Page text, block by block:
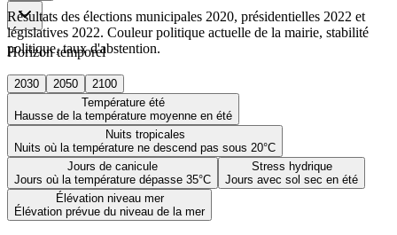
Horizon temporel
2030 2050
2100
Température été
Hausse de la température moyenne en été
Nuits tropicales
Nuits où la température ne descend pas sous 20°C
Jours de canicule
Jours où la température dépasse 35°C
Stress hydrique
Jours avec sol sec en été
Élévation niveau mer
Élévation prévue du niveau de la mer
Résultats des élections municipales 2020, présidentielles 2022 et
législatives 2022. Couleur politique actuelle de la mairie, stabilité
politique, taux d'abstention.